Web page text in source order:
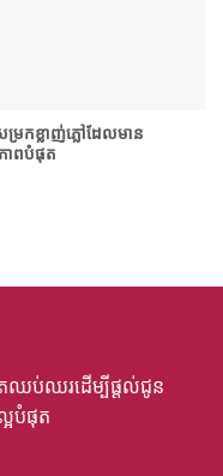
រក​ខ្លាញ់ភ្លៅដែលមាន
ាពបំផុត
តឈប់ឈរដើម្បីផ្តល់ជូន
អបំផុត